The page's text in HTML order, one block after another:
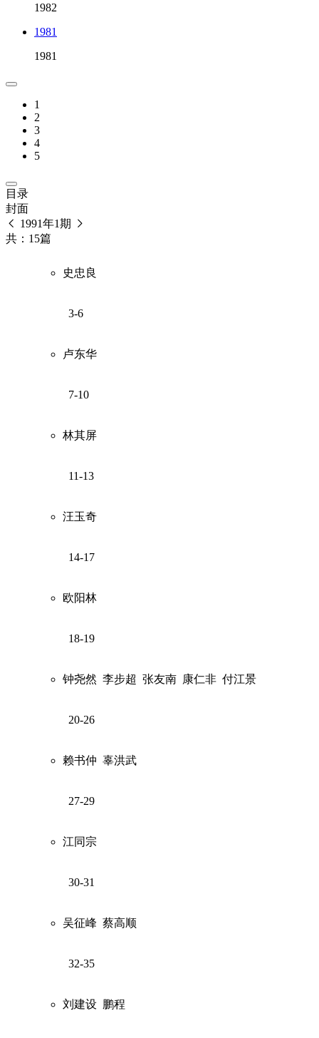
1982
1981
1981
1
2
3
4
5
目录
封面
1991年1期
共：15篇
史忠良
3-6
卢东华
7-10
林其屏
11-13
汪玉奇
14-17
欧阳林
18-19
钟尧然 李步超 张友南 康仁非 付江景
20-26
赖书仲 辜洪武
27-29
江同宗
30-31
吴征峰 蔡高顺
32-35
刘建设 鹏程